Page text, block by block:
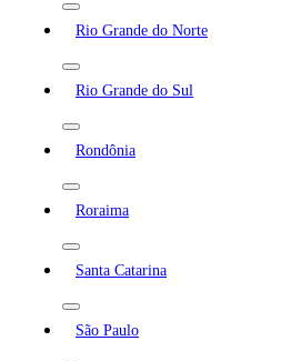
Rio Grande do Norte
Rio Grande do Sul
Rondônia
Roraima
Santa Catarina
São Paulo